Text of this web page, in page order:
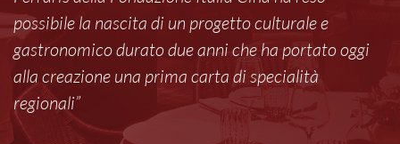
possibile la nascita di un progetto culturale e
gastronomico durato due anni che ha portato oggi
alla creazione una prima carta di specialità
regionali”